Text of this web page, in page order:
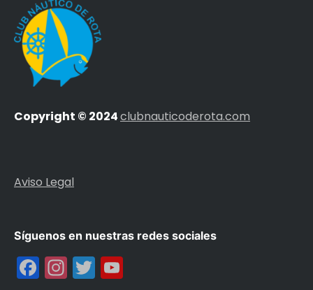
Copyright © 2024clubnauticoderota.com
Aviso Legal
Síguenos en nuestras redes sociales
Facebook
Instagram
Twitter